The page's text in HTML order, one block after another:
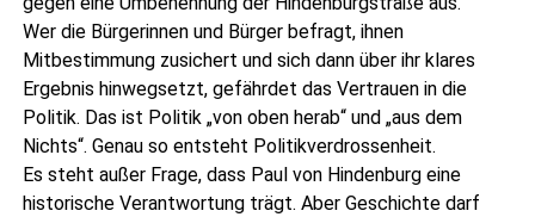
Wer die Bür­ge­rin­nen und Bür­ger befragt, ihnen
Mit­be­stim­mung zusi­chert und sich dann über ihr kla­res
Ergeb­nis hin­weg­setzt, gefähr­det das Ver­trau­en in die
Poli­tik. Das ist Poli­tik „von oben her­ab“ und „aus dem
Nichts“. Genau so ent­steht Poli­tik­ver­dros­sen­heit.
Es steht außer Fra­ge, dass Paul von Hin­den­burg eine
his­to­ri­sche Ver­ant­wor­tung trägt. Aber Geschich­te darf